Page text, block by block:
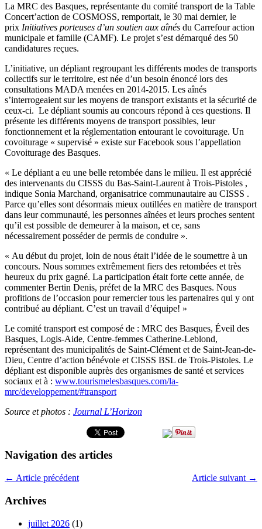
La MRC des Basques, représentante du comité transport de la Table
Concert’action de COSMOSS, remportait, le 30 mai dernier, le
prix Initiatives porteuses d’un soutien aux aînés du Carrefour action
municipale et famille (CAMF). Le projet s’est démarqué des 50
candidatures reçues.
L’initiative, un dépliant regroupant les différents modes de transports
collectifs sur le territoire, est née d’un besoin énoncé lors des
consultations MADA menées en 2014-2015. Les aînés
s’interrogeaient sur les moyens de transport existants et la sécurité de
ceux-ci. Le dépliant soumis au concours répond à ces questions. Il
présente les différents moyens de transport possibles, leur
fonctionnement et la réglementation entourant le covoiturage. Un
covoiturage « supervisé » existe sur Facebook sous l’appellation
Covoiturage des Basques.
« Le dépliant a eu une belle retombée dans le milieu. Il est apprécié
des intervenants du CISSS du Bas-Saint-Laurent à Trois-Pistoles ,
indique Sonia Marchand, organisatrice communautaire au CISSS .
Parce qu’elles sont désormais mieux outillées en matière de transport
dans leur communauté, les personnes aînées et leurs proches sentent
qu’il est possible de demeurer à la maison, et ce, sans
nécessairement posséder de permis de conduire ».
« Au début du projet, loin de nous était l’idée de le soumettre à un
concours. Nous sommes extrêmement fiers des retombées et très
heureux du prix gagné. La participation était forte cette année, de
commenter Bertin Denis, préfet de la MRC des Basques. Nous
profitions de l’occasion pour remercier tous les partenaires qui y ont
contribué au dépliant. C’est un travail d’équipe! »
Le comité transport est composé de : MRC des Basques, Éveil des
Basques, Logis-Aide, Centre-femmes Catherine-Leblond,
représentant des municipalités de Saint-Clément et de Saint-Jean-de-
Dieu, Centre d’action bénévole et CISSS BSL de Trois-Pistoles. Le
dépliant est disponible auprès des organismes de santé et services
sociaux et à : www.tourismelesbasques.com/la-
mrc/developpement/#transport
Source et photos : Journal L’Horizon
Navigation des articles
← Article précédent Article suivant →
Archives
juillet 2026 (1)